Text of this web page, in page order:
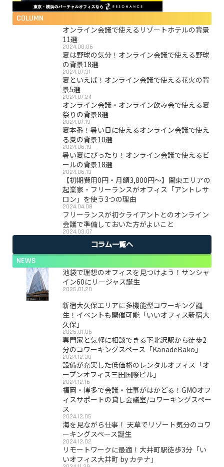
COLUMN
オンライン会議で使えるリゾートホテルの背景
11選
2024.08.06
夏は野球の気分！オンライン会議で使える野球
の背景18選
2024.07.31
夏といえば！オンライン会議で使える花火の背
景5選
2024.07.24
オンライン会議・オンライン飲み会で使える夏
祭りの背景8選
2024.07.19
夏本番！暑い日に使えるオンライン会議で使え
る夏の背景10選
2024.06.19
暑い夏にぴったり！オンライン会議で使えるビ
ールの背景18選
2024.06.13
【初期費用0円・月額3,800円〜】関東エリアの
起業家・フリーランスがオフィス「アントレサ
ロン」を使う3つの理由
2024.04.08
フリーランスが初クライアントとのオンライン
会議で準備しておいた方がよいこと
2024.03.07
コラム一覧へ
NEWS
池袋で理想のオフィスを見つけよう！サンシャ
イン60にリージャス誕生
2025.01.20
新宿大久保エリアに多機能型コワーキング誕
生！イベントも開催可能「いいオフィス新宿大
久保」
2025.01.06
専門家と気軽に相談できる下北沢駅から徒歩2
分のコワーキングスペース「KanadeBako」
2024.12.30
設備が充実した低価格のレンタルオフィス「オ
ープンオフィス三田国際ビル」
2024.12.16
福岡・博多で会議・仕事がはかどる！GMOオフ
ィスサポートの貸し会議室/コワーキングスペー
ス
2024.12.05
海を見ながら仕事！ 天草でリゾート気分のコワ
ーキングスペース誕生
2024.12.02
リモートワークに最適！大井町駅徒歩3分「い
いオフィス大井町 by カテナ」